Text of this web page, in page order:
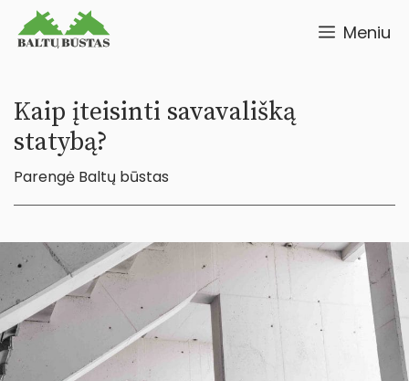
Pereiti
prie
turinio
Meniu
Kaip įteisinti savavališką
statybą?
Parengė Baltų būstas